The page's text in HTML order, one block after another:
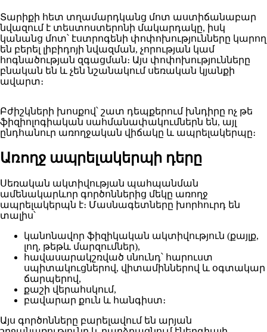
Տարիքի հետ տղամարդկանց մոտ աստիճանաբար
նվազում է տեստոստերոնի մակարդակը, իսկ
կանանց մոտ՝ էստրոգենի փոփոխությունները կարող
են բերել լիբիդոյի նվազման, չորության կամ
հոգնածության զգացման։ Այս փոփոխությունները
բնական են և չեն նշանակում սեռական կյանքի
ավարտ։
Բժիշկների խոսքով՝ շատ դեպքերում խնդիրը ոչ թե
ֆիզիոլոգիական սահմանափակումներն են, այլ
ընդհանուր առողջական վիճակը և ապրելակերպը։
Առողջ ապրելակերպի դերը
Սեռական ակտիվության պահպանման
ամենակարևոր գործոններից մեկը առողջ
ապրելակերպն է։ Մասնագետները խորհուրդ են
տալիս՝
կանոնավոր ֆիզիկական ակտիվություն (քայլք,
լող, թեթև մարզումներ),
հավասարակշռված սնունդ՝ հարուստ
սպիտակուցներով, վիտամիններով և օգտակար
ճարպերով,
քաշի վերահսկում,
բավարար քուն և հանգիստ։
Այս գործոնները բարելավում են արյան